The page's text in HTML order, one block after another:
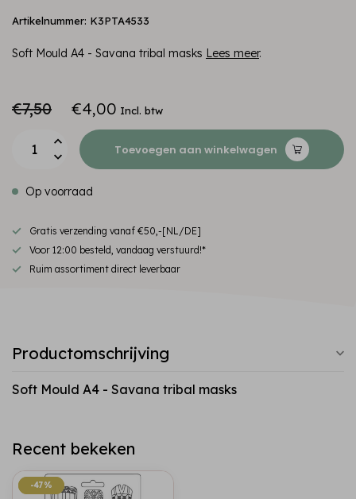
Artikelnummer: K3PTA4533
Soft Mould A4 - Savana tribal masks Lees meer.
€7,50 €4,00 Incl. btw
Toevoegen aan winkelwagen
Op voorraad
Gratis verzending vanaf €50,-[NL/DE]
Voor 12:00 besteld, vandaag verstuurd!*
Ruim assortiment direct leverbaar
Productomschrijving
Soft Mould A4 - Savana tribal masks
Recent bekeken
-47%
-47%